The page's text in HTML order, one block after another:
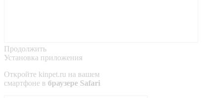
Продолжить
Установка приложения
Откройте kinpet.ru на вашем
смартфоне в браузере Safari